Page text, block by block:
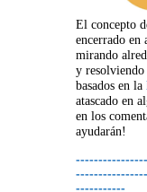
El concepto
encerrado en
mirando
y
basados en la
atascado en
en los
ayudarán!
-----------